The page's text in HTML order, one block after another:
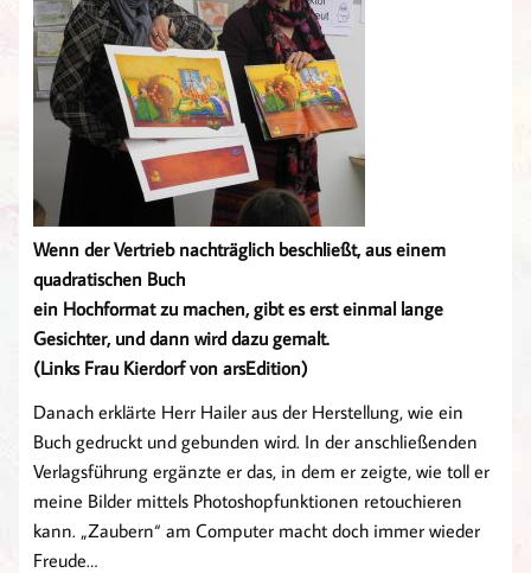
Wenn der Vertrieb nachträglich beschließt, aus einem
quadratischen Buch
ein Hochformat zu machen, gibt es erst einmal lange
Gesichter, und dann wird dazu gemalt.
(Links Frau Kierdorf von arsEdition)
Danach erklärte Herr Hailer aus der Herstellung, wie ein
Buch gedruckt und gebunden wird. In der anschließenden
Verlagsführung ergänzte er das, in dem er zeigte, wie toll er
meine Bilder mittels Photoshopfunktionen retouchieren
kann. „Zaubern“ am Computer macht doch immer wieder
Freude…